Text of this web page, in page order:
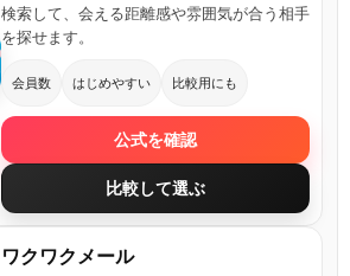
検索して、会える距離感や雰囲気が合う相手
を探せます。
会員数 はじめやすい 比較用にも
公式を確認
比較して選ぶ
ワクワクメール